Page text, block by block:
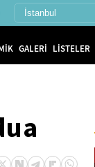
GALERİ LİSTELER